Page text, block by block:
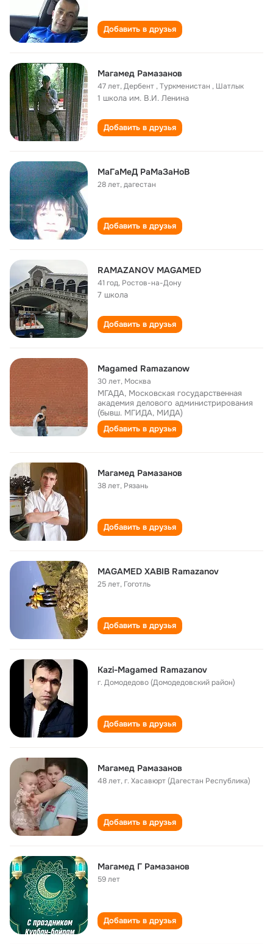
Добавить в друзья
Магамед Рамазанов
47 лет,Дербент , Туркменистан , Шатлык
1 школа им. В.И. Ленина
Добавить в друзья
МaГaМeД РaМaЗaНоВ
28 лет,дагестан
Добавить в друзья
RAMAZANOV MAGAMED
41 год, Ростов-на-Дону
7 школа
Добавить в друзья
Magamed Ramazanow
30 лет, Москва
МГАДА, Московская государственная
академия делового администрирования
(бывш. МГИДА, МИДА)
Добавить в друзья
Мaгaмeд Рaмaзaнов
38 лет, Рязaнь
Добавить в друзья
MAGAMED XABIB Ramazanov
25 лет, Гоготль
Добавить в друзья
Kazi-Magamed Ramazanov
г. Домодедово (Домодедовский район)
Добавить в друзья
Магамед Рамазанов
48 лет,г. Хасавюрт (Дагестан Республика)
Добавить в друзья
Магамед Г Рамазанов
59 лет
Добавить в друзья